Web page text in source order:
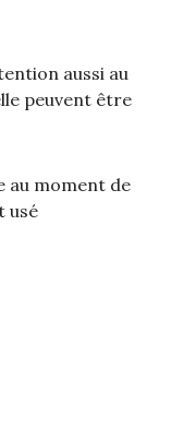
aussi au
peuvent être
au moment de
usé